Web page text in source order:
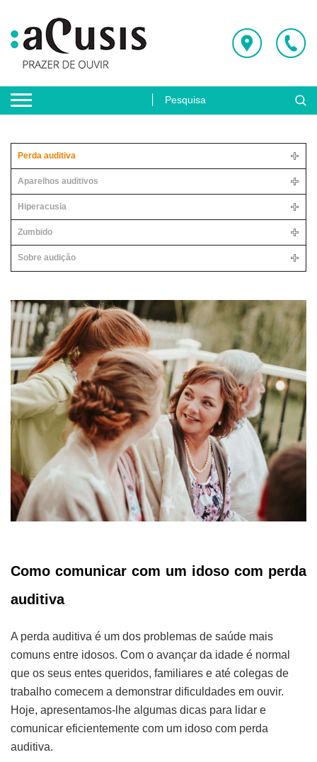
Perda auditiva
Aparelhos auditivos
Hiperacusia
Zumbido
Sobre audição
Como comunicar com um idoso com perda
auditiva
A perda auditiva é um dos problemas de saúde mais
comuns entre idosos. Com o avançar da idade é normal
que os seus entes queridos, familiares e até colegas de
trabalho comecem a demonstrar dificuldades em ouvir.
Hoje, apresentamos-lhe algumas dicas para lidar e
comunicar eficientemente com um idoso com perda
auditiva.